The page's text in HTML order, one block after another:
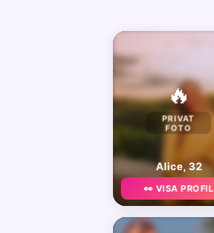
🔥
PRIVAT
FOTO
Alice, 32
👀 VISA PROFIL